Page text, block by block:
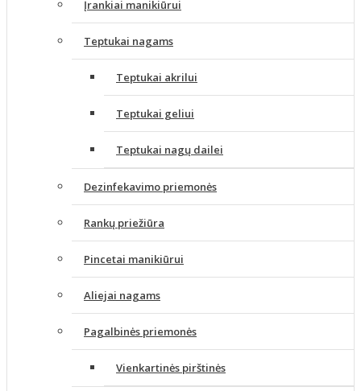
Įrankiai manikiūrui
Teptukai nagams
Teptukai akrilui
Teptukai geliui
Teptukai nagų dailei
Dezinfekavimo priemonės
Rankų priežiūra
Pincetai manikiūrui
Aliejai nagams
Pagalbinės priemonės
Vienkartinės pirštinės